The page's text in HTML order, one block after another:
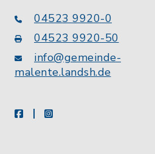
04523 9920-0
04523 9920-50
info@gemeinde-
malente.landsh.de
facebookinstagram